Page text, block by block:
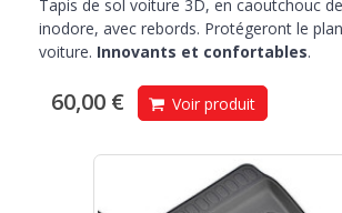
Tapis de sol voiture 3D, en caoutchouc
inodore, avec rebords. Protégeront le
voiture. Innovants et confortables.
60,00 € Voir produit